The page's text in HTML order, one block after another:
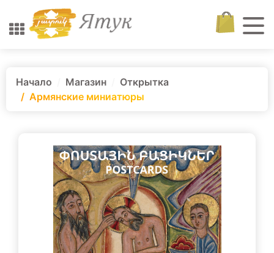
Начало Магазин
Открытка
Армянские миниатюры